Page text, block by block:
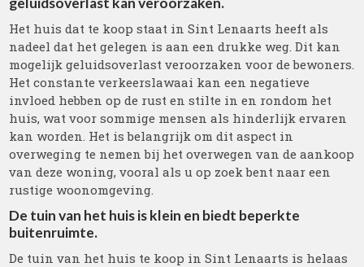
Het huis dat te koop staat in Sint Lenaarts heeft als
nadeel dat het gelegen is aan een drukke weg. Dit kan
mogelijk geluidsoverlast veroorzaken voor de bewoners.
Het constante verkeerslawaai kan een negatieve
invloed hebben op de rust en stilte in en rondom het
huis, wat voor sommige mensen als hinderlijk ervaren
kan worden. Het is belangrijk om dit aspect in
overweging te nemen bij het overwegen van de aankoop
van deze woning, vooral als u op zoek bent naar een
rustige woonomgeving.
De tuin van het huis is klein en biedt beperkte
buitenruimte.
De tuin van het huis te koop in Sint Lenaarts is helaas